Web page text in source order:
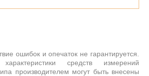
ошибок и опечаток не гарантируется.
средств измерений
производителем могут быть внесены